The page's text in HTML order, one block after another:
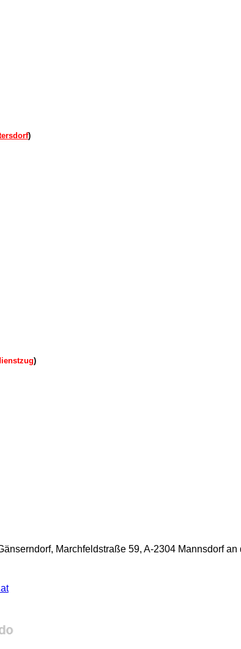
)
)
Marchfeldstraße 59, A-2304 Mannsdorf an